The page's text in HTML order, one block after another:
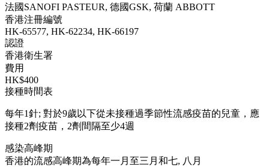
法國SANOFI PASTEUR, 德國GSK, 荷蘭 ABBOTT
香港注冊編號
HK-65577, HK-62234, HK-66197
認證
香港衛生署
費用
HK$400
接種時間表
每年1針; 對於9歲以下從未接種過季節性流感疫苗的兒童，應
接種2劑疫苗，2劑間隔至少4週
感染高峰期
香港的流感高峰期為每年一月至三月和七, 八月